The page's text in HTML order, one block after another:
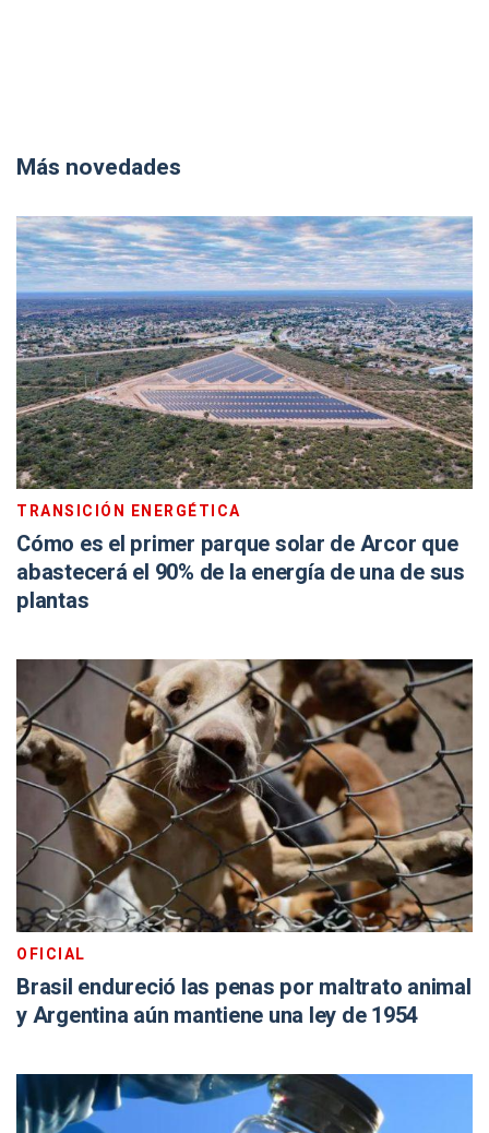
Más novedades
TRANSICIÓN ENERGÉTICA
Cómo es el primer parque solar de Arcor que
abastecerá el 90% de la energía de una de sus
plantas
OFICIAL
Brasil endureció las penas por maltrato animal
y Argentina aún mantiene una ley de 1954